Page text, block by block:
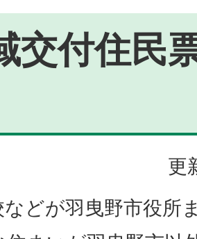
交付住民
更
どが羽曳野市役所